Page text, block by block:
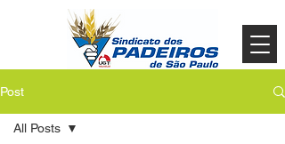
Post
All Posts